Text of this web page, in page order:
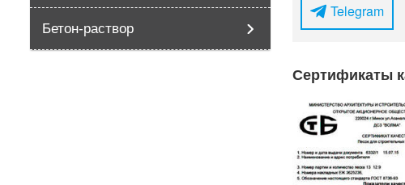
Бетон-раствор
Telegram
Сертификаты